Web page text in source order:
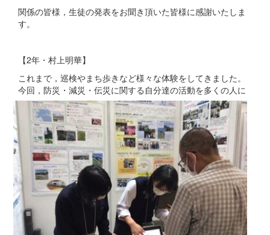
関係の皆様，生徒の発表をお聞き頂いた皆様に感謝いたしま
す。
【2年・村上明華】
これまで，巡検やまち歩きなど様々な体験をしてきました。
今回，防災・減災・伝災に関する自分達の活動を多くの人に